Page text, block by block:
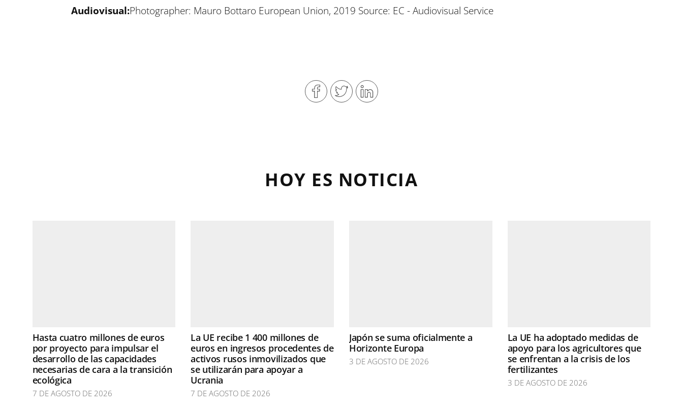
Audiovisual:Photographer: Mauro Bottaro European Union, 2019 Source: EC - Audiovisual Service
HOY ES NOTICIA
Hasta cuatro millones de euros
por proyecto para impulsar el
desarrollo de las capacidades
necesarias de cara a la transición
ecológica
7 DE AGOSTO DE 2026
La UE recibe 1 400 millones de
euros en ingresos procedentes de
activos rusos inmovilizados que
se utilizarán para apoyar a
Ucrania
7 DE AGOSTO DE 2026
Japón se suma oficialmente a
Horizonte Europa
3 DE AGOSTO DE 2026
La UE ha adoptado medidas de
apoyo para los agricultores que
se enfrentan a la crisis de los
fertilizantes
3 DE AGOSTO DE 2026